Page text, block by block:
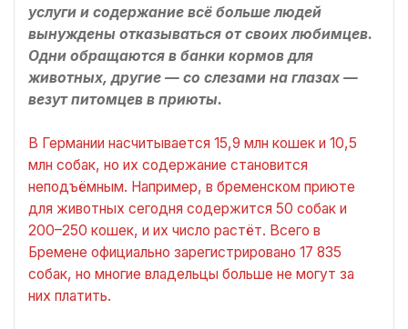
услуги и содержание всё больше людей
вынуждены отказываться от своих любимцев.
Одни обращаются в банки кормов для
животных, другие — со слезами на глазах —
везут питомцев в приюты.
В Германии насчитывается 15,9 млн кошек и 10,5
млн собак, но их содержание становится
неподъёмным. Например, в бременском приюте
для животных сегодня содержится 50 собак и
200–250 кошек, и их число растёт. Всего в
Бремене официально зарегистрировано 17 835
собак, но многие владельцы больше не могут за
них платить.